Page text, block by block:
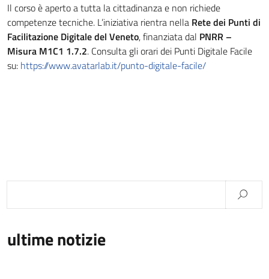
Il corso è aperto a tutta la cittadinanza e non richiede
competenze tecniche. L’iniziativa rientra nella Rete dei Punti di
Facilitazione Digitale del Veneto, finanziata dal PNRR –
Misura M1C1 1.7.2. Consulta gli orari dei Punti Digitale Facile
su: https://www.avatarlab.it/punto-digitale-facile/
ultime notizie